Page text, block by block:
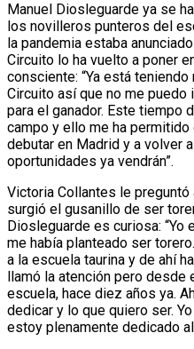
Manuel Diosleguarde ya se
los novilleros punteros del
la pandemia estaba
Circuito lo ha vuelto a poner
consciente: “Ya está
Circuito así que no me puedo
para el ganador. Este tiempo
campo y ello me ha permitido
debutar en Madrid y a volver
oportunidades ya vendrán”.
Victoria Collantes le
surgió el gusanillo de ser
Diosleguarde es curiosa: “Yo
me había planteado ser
a la escuela taurina y de ahí
llamó la atención pero
escuela, hace diez años ya.
dedicar y lo que quiero ser.
estoy plenamente dedicado al